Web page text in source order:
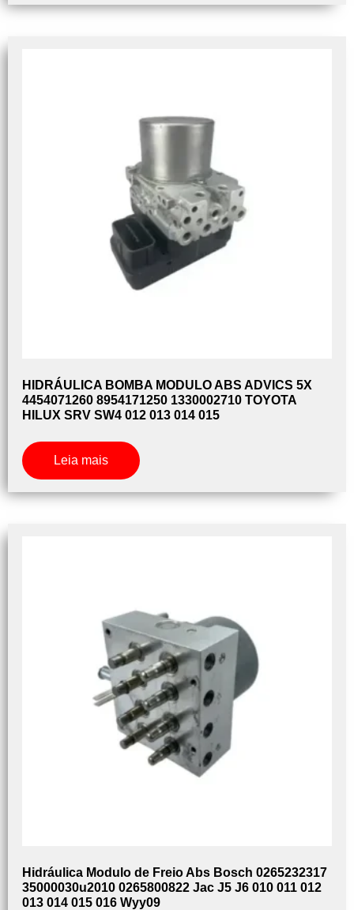
HIDRÁULICA BOMBA MODULO ABS ADVICS 5X
4454071260 8954171250 1330002710 TOYOTA
HILUX SRV SW4 012 013 014 015
Leia mais
Hidráulica Modulo de Freio Abs Bosch 0265232317
35000030u2010 0265800822 Jac J5 J6 010 011 012
013 014 015 016 Wyy09